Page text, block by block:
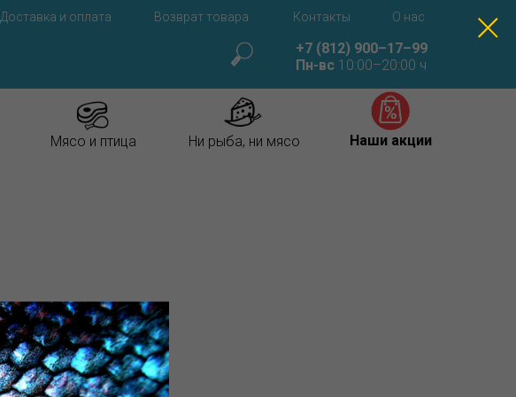
Доставка и оплата О нас
Контакты
Мясо и птица Ни рыба, ни мясо Наши акции
+7 (812) 900–17–99
Пн-вс 10:00–20:00 ч
Возврат товара